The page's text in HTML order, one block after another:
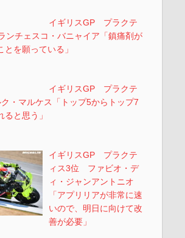
イギリスGP プラクテ
チェスコ・バニャイア「鎮痛剤が
を願っている」
イギリスGP プラクテ
・マルケス「トップ5からトップ7
と思う」
イギリスGP プラクテ
ィス3位 ファビオ・デ
ィ・ジャンアントニオ
「アプリリアが非常に速
いので、明日に向けて改
善が必要」